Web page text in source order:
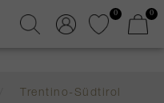
0 0
Trentino-Südtirol